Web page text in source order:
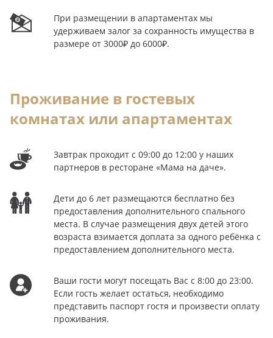
При размещении в апартаментах мы
удерживаем залог за сохранность имущества в
размере от 3000₽ до 6000₽.
Проживание в гостевых
комнатах или апартаментах
Завтрак проходит с 09:00 до 12:00 у наших
партнеров в ресторане «Мама на даче».
Дети до 6 лет размещаются бесплатно без
предоставления дополнительного спального
места. В случае размещения двух детей этого
возраста взимается доплата за одного ребёнка с
предоставлением дополнительного места.
Ваши гости могут посещать Вас с 8:00 до 23:00.
Если гость желает остаться, необходимо
представить паспорт гостя и произвести оплату
проживания.